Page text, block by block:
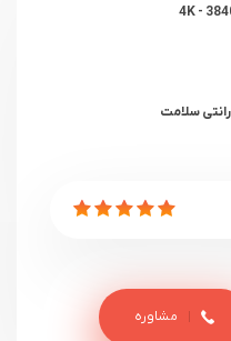
مشاوره